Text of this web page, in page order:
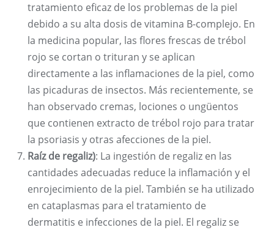
tratamiento eficaz de los problemas de la piel
debido a su alta dosis de vitamina B-complejo. En
la medicina popular, las flores frescas de trébol
rojo se cortan o trituran y se aplican
directamente a las inflamaciones de la piel, como
las picaduras de insectos. Más recientemente, se
han observado cremas, lociones o ungüentos
que contienen extracto de trébol rojo para tratar
la psoriasis y otras afecciones de la piel.
Raíz de regaliz): La ingestión de regaliz en las
cantidades adecuadas reduce la inflamación y el
enrojecimiento de la piel. También se ha utilizado
en cataplasmas para el tratamiento de
dermatitis e infecciones de la piel. El regaliz se